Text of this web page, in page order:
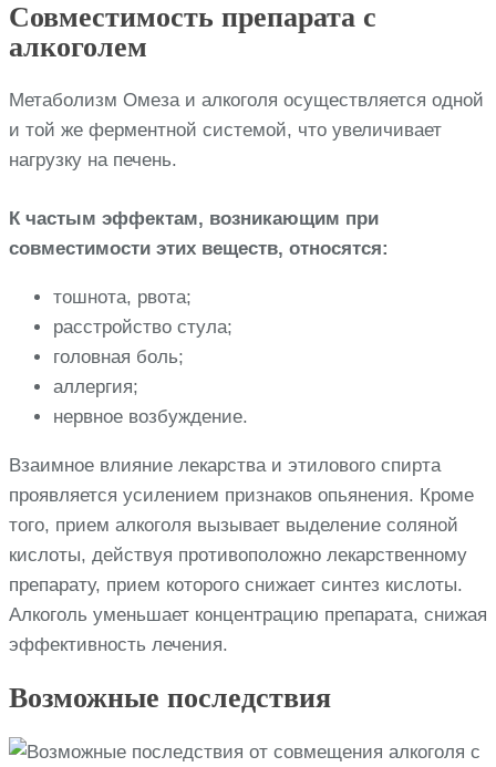
Совместимость препарата с
алкоголем
Метаболизм Омеза и алкоголя осуществляется одной
и той же ферментной системой, что увеличивает
нагрузку на печень.
К частым эффектам, возникающим при
совместимости этих веществ, относятся:
тошнота, рвота;
расстройство стула;
головная боль;
аллергия;
нервное возбуждение.
Взаимное влияние лекарства и этилового спирта
проявляется усилением признаков опьянения. Кроме
того, прием алкоголя вызывает выделение соляной
кислоты, действуя противоположно лекарственному
препарату, прием которого снижает синтез кислоты.
Алкоголь уменьшает концентрацию препарата, снижая
эффективность лечения.
Возможные последствия